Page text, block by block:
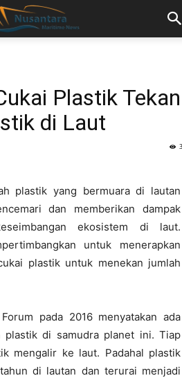
Plastik Tekan
di Laut
plastik yang bermuara di lautan
dan memberikan dampak
ekosistem di laut.
untuk menerapkan
plastik untuk menekan jumlah
pada 2016 menyatakan ada
di samudra planet ini. Tiap
mengalir ke laut. Padahal plastik
di lautan dan terurai menjadi